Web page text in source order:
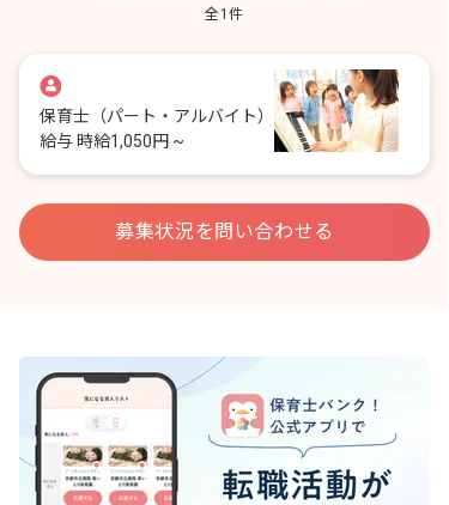
全 1件
保育士 （パート・アルバイト）
給与時給1,050円 ~
募集状況を問い合わせる